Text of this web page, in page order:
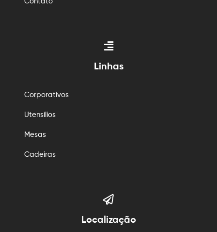
Linhas
Corporativos
Utensílios
Mesas
Cadeiras
Localização